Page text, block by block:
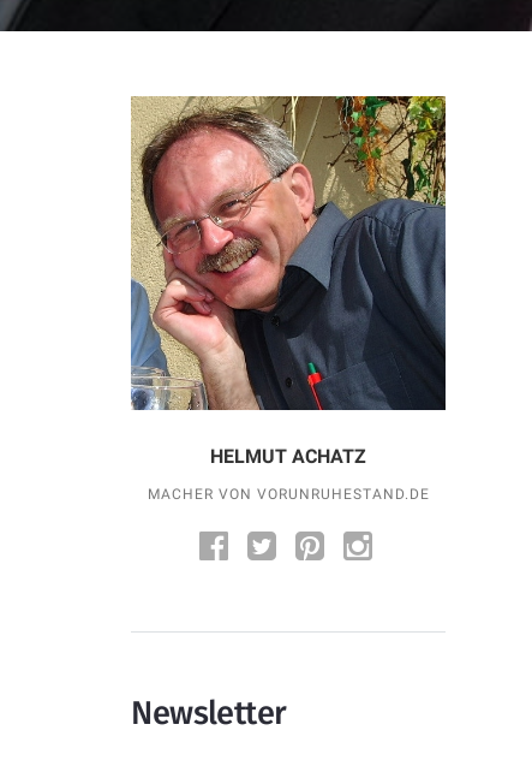
HELMUT ACHATZ
MACHER VON VORUNRUHESTAND.DE
Newsletter